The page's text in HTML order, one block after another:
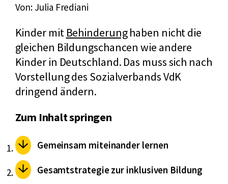
Von: Julia Frediani
Kinder mit Behinderunghaben nicht die
gleichen Bildungschancen wie andere
Kinder in Deutschland. Das muss sich nach
Vorstellung des Sozialverbands VdK
dringend ändern.
Zum Inhalt springen
Gemeinsam miteinander lernen
Gesamtstrategie zur inklusiven Bildung